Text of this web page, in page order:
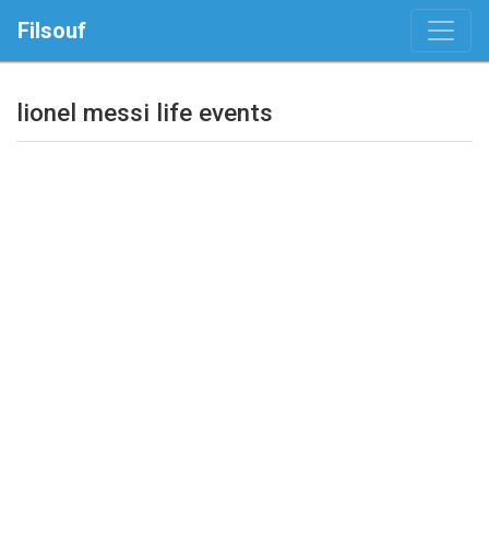
Filsouf
lionel messi life events